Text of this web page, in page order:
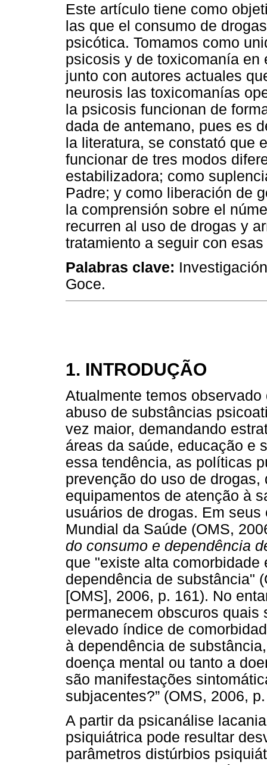
Este artículo tiene como
las que el consumo de
psicótica. Tomamos como
psicosis y de toxicomanía en
junto con autores actuales
neurosis las toxicomanías
la psicosis funcionan de
dada de antemano, pues es
la literatura, se constató que
funcionar de tres modos
estabilizadora; como
Padre; y como liberación de
la comprensión sobre el
recurren al uso de drogas y
tratamiento a seguir con
Palabras clave:
Goce.
1. INTRODUÇÃO
Atualmente temos
abuso de substâncias
vez maior, demandando
áreas da saúde, educação e
essa tendência, as políticas
prevenção do uso de
equipamentos de atenção à
usuários de drogas. Em
Mundial da Saúde (OMS,
do consumo e dependência
que "existe alta comorbidade
dependência de substância"
[OMS], 2006, p. 161). No
permanecem obscuros
elevado índice de
à dependência de
doença mental ou tanto a
são manifestações
subjacentes?” (OMS, 2006,
A partir da psicanálise
psiquiátrica pode resultar
parâmetros distúrbios